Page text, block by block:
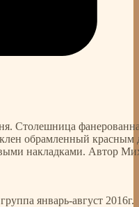
Столешница
обрамленный красным
накладками. Автор
январь-август 2016г.